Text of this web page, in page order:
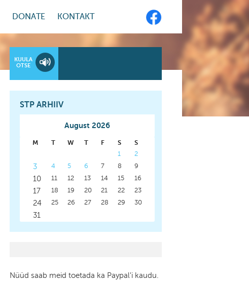
DONATE KONTAKT
KUULA
OTSE
STP ARHIIV
August 2026
M T W T F S S
1 2
3 4 5 6 7 8 9
10 11 12 13 14 15 16
17 18 19 20 21 22 23
24 25 26 27 28 29 30
31
Nüüd saab meid toetada ka Paypal'i kaudu.